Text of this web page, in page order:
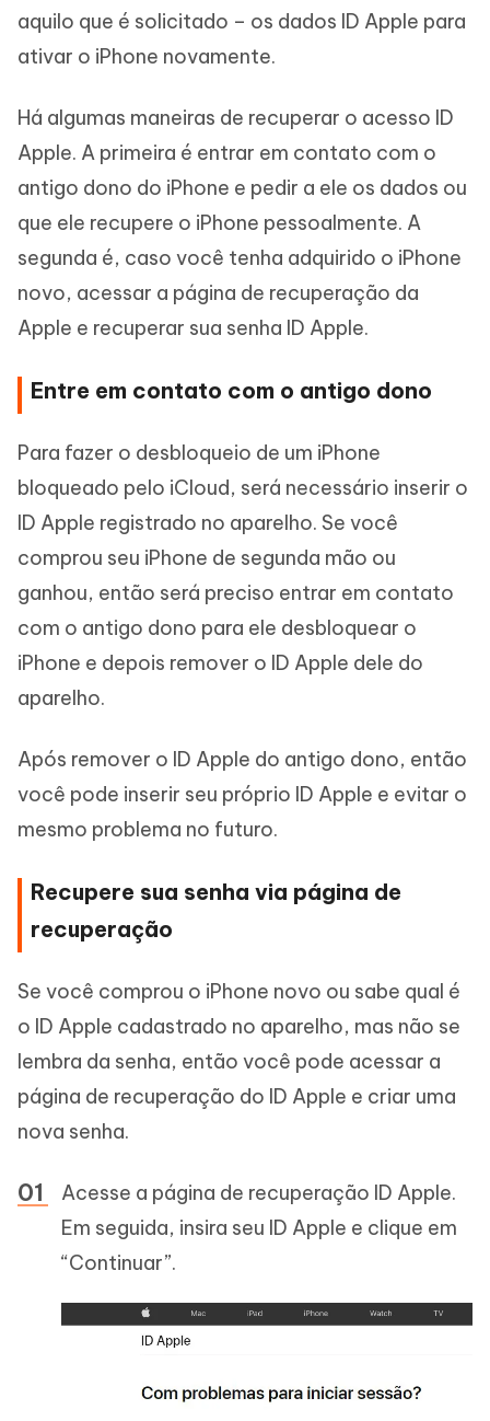
aquilo que é solicitado – os dados ID Apple para
ativar o iPhone novamente.
Há algumas maneiras de recuperar o acesso ID
Apple. A primeira é entrar em contato com o
antigo dono do iPhone e pedir a ele os dados ou
que ele recupere o iPhone pessoalmente. A
segunda é, caso você tenha adquirido o iPhone
novo, acessar a página de recuperação da
Apple e recuperar sua senha ID Apple.
Entre em contato com o antigo dono
Para fazer o desbloqueio de um iPhone
bloqueado pelo iCloud, será necessário inserir o
ID Apple registrado no aparelho. Se você
comprou seu iPhone de segunda mão ou
ganhou, então será preciso entrar em contato
com o antigo dono para ele desbloquear o
iPhone e depois remover o ID Apple dele do
aparelho.
Após remover o ID Apple do antigo dono, então
você pode inserir seu próprio ID Apple e evitar o
mesmo problema no futuro.
Recupere sua senha via página de
recuperação
Se você comprou o iPhone novo ou sabe qual é
o ID Apple cadastrado no aparelho, mas não se
lembra da senha, então você pode acessar a
página de recuperação do ID Apple e criar uma
nova senha.
Acesse a página de recuperação ID Apple.
Em seguida, insira seu ID Apple e clique em
“Continuar”.